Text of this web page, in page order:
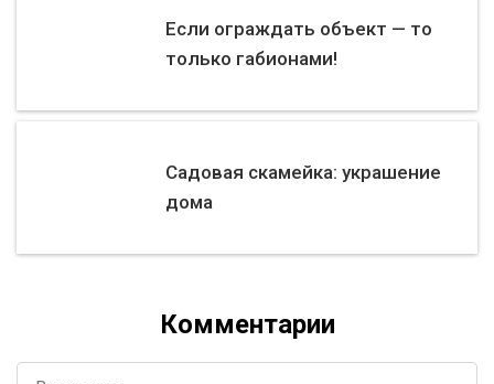
Если ограждать объект — то
только габионами!
Садовая скамейка: украшение
дома
Комментарии